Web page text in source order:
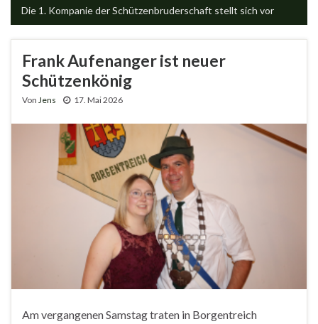
Die 1. Kompanie der Schützenbruderschaft stellt sich vor
Frank Aufenanger ist neuer
Schützenkönig
Von Jens 17. Mai 2026
Am vergangenen Samstag traten in Borgentreich